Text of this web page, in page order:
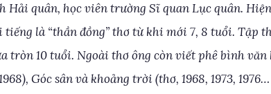
Hải quân, học viên trường Sĩ quan Lục quân.
tiếng là “thần đồng” thơ từ khi mới 7, 8 tuổi. Tập
tròn 10 tuổi. Ngoài thơ ông còn viết phê bình văn
Góc sân và khoảng trời (thơ, 1968, 1973,